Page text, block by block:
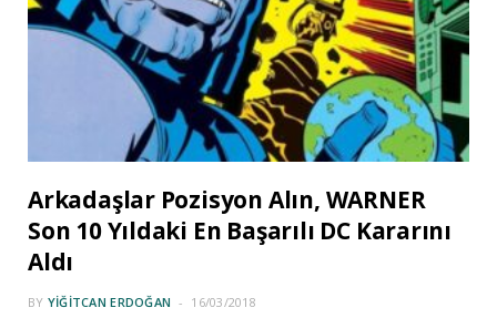
Arkadaşlar Pozisyon Alın, WARNER
Son 10 Yıldaki En Başarılı DC Kararını
Aldı
BY YIĞITCAN ERDOĞAN 16/03/2018